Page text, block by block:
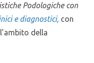
Podologiche con
e diagnostici, con
della